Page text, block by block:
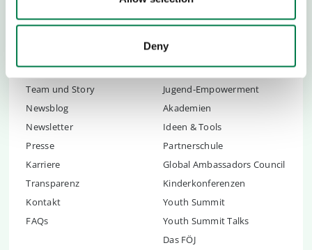
Deny
ÜBER UNS
Team und Story
Newsblog
Newsletter
Presse
Karriere
Transparenz
Kontakt
FAQs
KINDER UND JUGENDLICHE
Jugend-Empowerment
Akademien
Ideen & Tools
Partnerschule
Global Ambassadors Council
Kinderkonferenzen
Youth Summit
Youth Summit Talks
Das FÖJ